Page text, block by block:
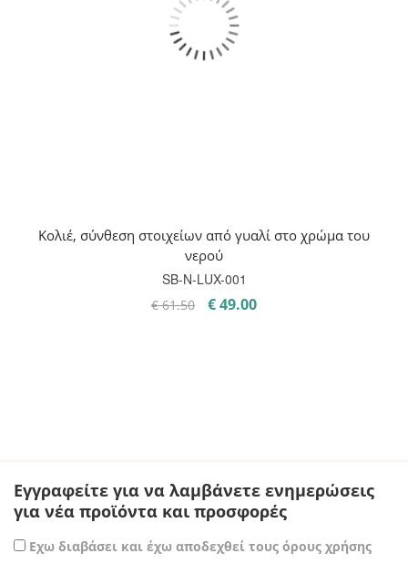
Κολιέ, σύνθεση στοιχείων από γυαλί στο χρώμα του
νερού
SB-Ν-LUX-001
€61.50
Original
€49.00Η
Εγγραφείτε για να λαμβάνετε ενημερώσεις
για νέα προϊόντα και προσφορές
Εχω διαβάσει και έχω αποδεχθεί τους όρους χρήσης